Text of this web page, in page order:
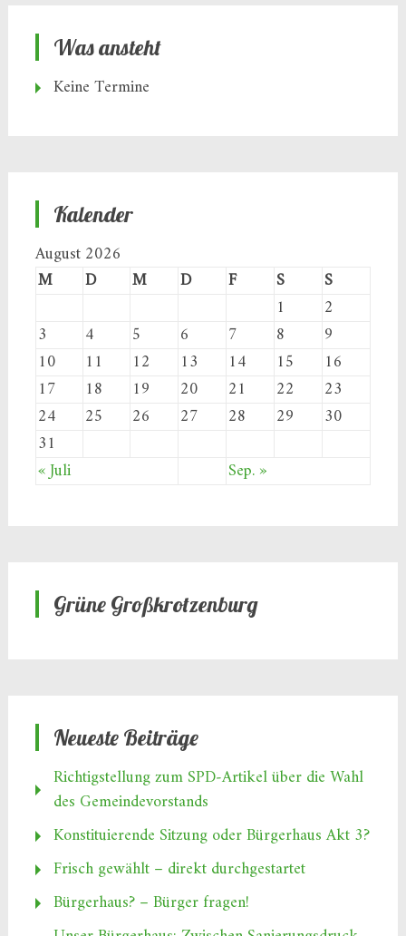
Was ansteht
Keine Termine
Kalender
August 2026
M
D M D F S
S
1
2
3
4 5 6 7 8
9
10
11 12 13 14 15
16
17
18 19 20 21 22
23
24
25 26 27 28 29
30
31
« Juli
Sep. »
Grüne Großkrotzenburg
Neueste Beiträge
Richtigstellung zum SPD‑Artikel über die Wahl
des Gemeindevorstands
Konstituierende Sitzung oder Bürgerhaus Akt 3?
Frisch gewählt – direkt durchgestartet
Bürgerhaus? – Bürger fragen!